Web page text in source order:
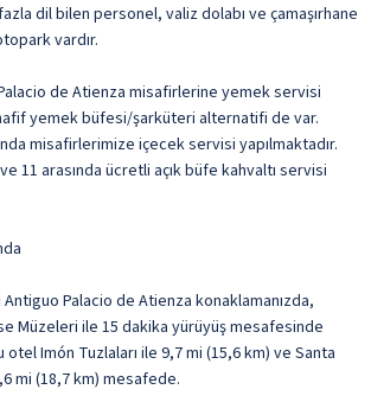
dil bilen personel, valiz dolabı ve çamaşırhane
vardır.
de Atienza misafirlerine yemek servisi
yemek büfesi/şarküteri alternatifi de var.
misafirlerimize içecek servisi yapılmaktadır.
11 arasında ücretli açık büfe kahvaltı servisi
Palacio de Atienza konaklamanızda,
Müzeleri ile 15 dakika yürüyüş mesafesinde
otel Imón Tuzlaları ile 9,7 mi (15,6 km) ve Santa
mi (18,7 km) mesafede.